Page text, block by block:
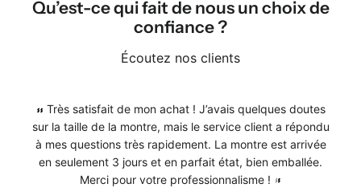
Qu’est-ce qui fait de nous un choix de
confiance ?
Écoutez nos clients
Très satisfait de mon achat ! J’avais quelques doutes
sur la taille de la montre, mais le service client a répondu
à mes questions très rapidement. La montre est arrivée
en seulement 3 jours et en parfait état, bien emballée.
Merci pour votre professionnalisme !